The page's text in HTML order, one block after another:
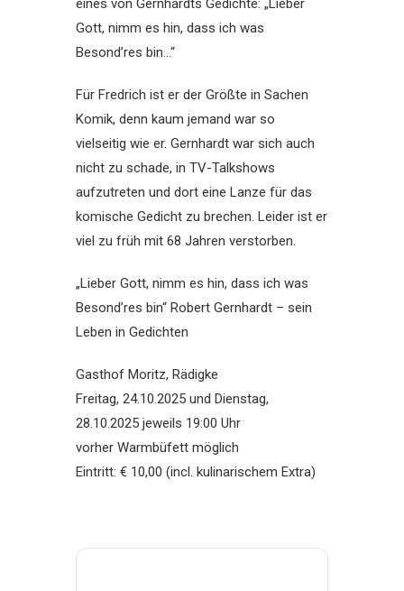
eines von Gernhardts Gedichte: „Lieber
Gott, nimm es hin, dass ich was
Besond’res bin…“
Für Fredrich ist er der Größte in Sachen
Komik, denn kaum jemand war so
vielseitig wie er. Gernhardt war sich auch
nicht zu schade, in TV-Talkshows
aufzutreten und dort eine Lanze für das
komische Gedicht zu brechen. Leider ist er
viel zu früh mit 68 Jahren verstorben.
„Lieber Gott, nimm es hin, dass ich was
Besond’res bin“ Robert Gernhardt – sein
Leben in Gedichten
Gasthof Moritz, Rädigke
Freitag, 24.10.2025 und Dienstag,
28.10.2025 jeweils 19:00 Uhr
vorher Warmbüfett möglich
Eintritt: € 10,00 (incl. kulinarischem Extra)